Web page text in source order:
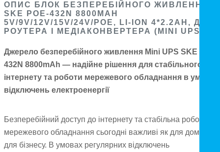
ОПИС БЛОК БЕЗПЕРЕБІЙНОГО ЖИВЛЕННЯ
SKE POE-432N 8800MAH
5V/9V/12V/15V/24V/POE, LI-ION 4*2.2AH, ДЛЯ
РОУТЕРА І МЕДІАКОНВЕРТЕРА (MINI UPS)
Джерело безперебійного живлення Mini UPS SKE POE-
432N 8800mAh — надійне рішення для стабільного
інтернету та роботи мережевого обладнання в умовах
відключень електроенергії
Безперебійний доступ до інтернету та стабільна робота
мережевого обладнання сьогодні важливі як для дому, так
для бізнесу. В умовах регулярних відключень